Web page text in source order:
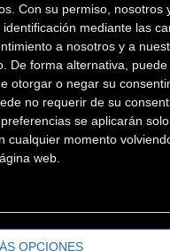
Con su permiso, nosotros
mediante las
a nosotros y a
De forma alternativa,
otorgar o negar su
no requerir de su
se aplicarán
cualquier momento
web.
OPCIONES
nos contaba él
en Ineos
y he
porque si
me ha salido
CAMPEONATO
Se celebra del